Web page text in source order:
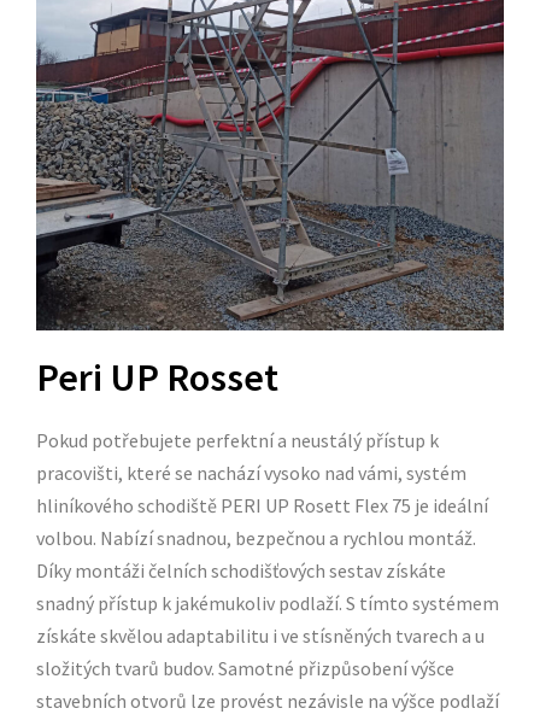
Peri UP Rosset
Pokud potřebujete perfektní a neustálý přístup k
pracovišti, které se nachází vysoko nad vámi, systém
hliníkového schodiště PERI UP Rosett Flex 75 je ideální
volbou. Nabízí snadnou, bezpečnou a rychlou montáž.
Díky montáži čelních schodišťových sestav získáte
snadný přístup k jakémukoliv podlaží. S tímto systémem
získáte skvělou adaptabilitu i ve stísněných tvarech a u
složitých tvarů budov. Samotné přizpůsobení výšce
stavebních otvorů lze provést nezávisle na výšce podlaží